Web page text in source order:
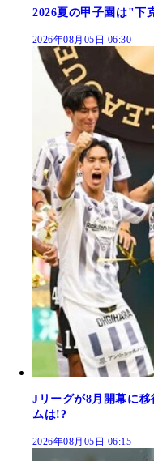
2026夏の甲子園は"下
2026年08月05日 06:30
Jリーグが8月開幕に
ムは!?
2026年08月05日 06:15